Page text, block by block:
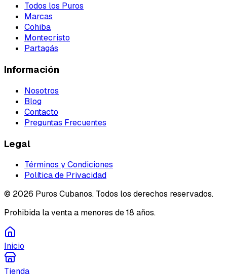
Todos los Puros
Marcas
Cohiba
Montecristo
Partagás
Información
Nosotros
Blog
Contacto
Preguntas Frecuentes
Legal
Términos y Condiciones
Política de Privacidad
© 2026 Puros Cubanos. Todos los derechos reservados.
Prohibida la venta a menores de 18 años.
Inicio
Tienda